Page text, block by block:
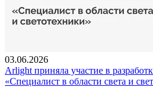
03.06.2026
Arlight приняла участие в
«Специалист в области света и